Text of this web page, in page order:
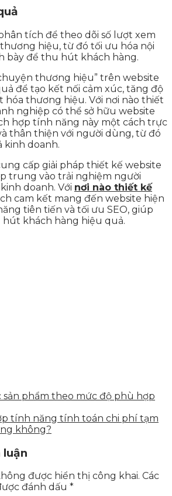
tích để theo dõi số lượt xem
hiệu, từ đó tối ưu hóa nội
bày để thu hút khách hàng.
thương hiệu” trên website
để tạo kết nối cảm xúc, tăng độ
hóa thương hiệu. Với nơi nào thiết
nghiệp có thể sở hữu website
hợp tính năng này một cách trực
thân thiện với người dùng, từ đó
kinh doanh.
cấp giải pháp thiết kế website
trung vào trải nghiệm người
doanh. Với nơi nào thiết kế
cam kết mang đến website hiện
tiên tiến và tối ưu SEO, giúp
khách hàng hiệu quả.
sản phẩm theo mức độ phù hợp
tính năng tính toán chi phí tạm
không?
được hiển thị công khai. Các
đánh dấu *